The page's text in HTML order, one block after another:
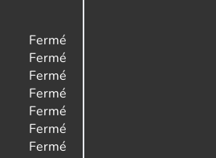
Fermé
Fermé
Fermé
Fermé
Fermé
Fermé
Fermé